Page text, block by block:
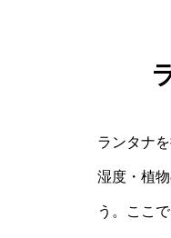
ランタナ
湿度・植
う。ここ